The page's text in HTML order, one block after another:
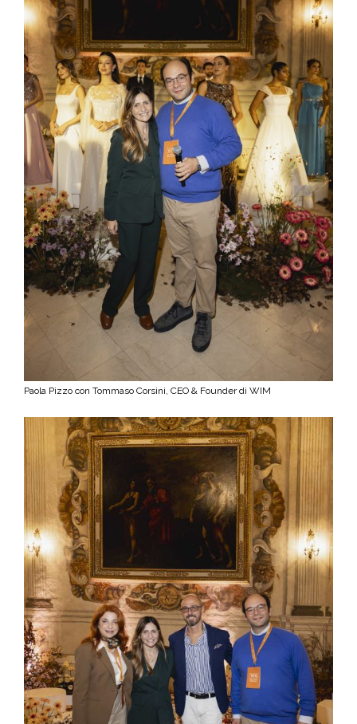
Paola Pizzo con Tommaso Corsini, CEO & Founder di WIM